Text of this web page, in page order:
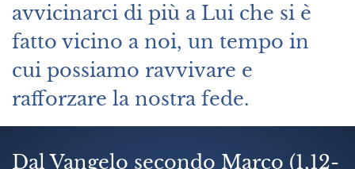
avvicinarci di più a Lui che si è
fatto vicino a noi, un tempo in
cui possiamo ravvivare e
rafforzare la nostra fede.
Dal Vangelo secondo Marco (1,12-